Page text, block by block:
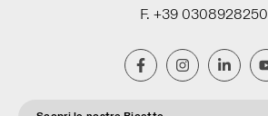
F. +39 0308928250